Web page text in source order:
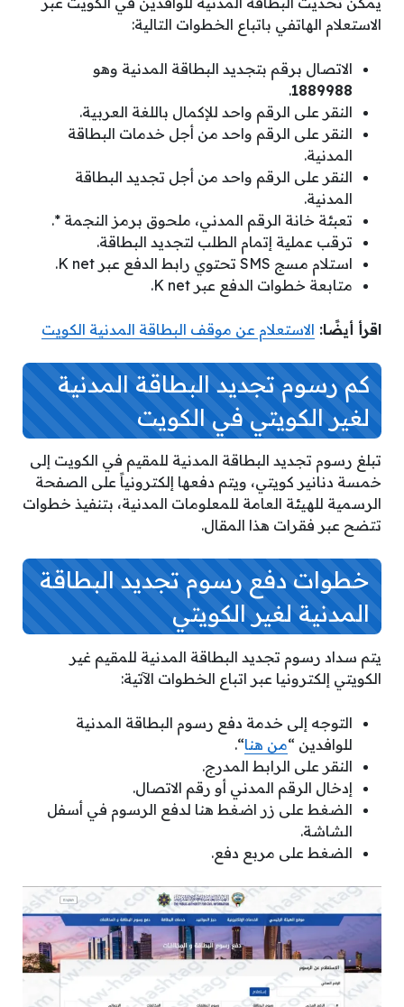
الاستعلام الهاتفي باتباع الخطوات التالية:
الاتصال برقم بتجديد البطاقة المدنية وهو
1889988
.
النقر على الرقم واحد للإكمال باللغة العربية.
النقر على الرقم واحد من أجل خدمات البطاقة
المدنية.
النقر على الرقم واحد من أجل تجديد البطاقة
المدنية.
تعبئة خانة الرقم المدني، ملحوق برمز النجمة *.
ترقب عملية إتمام الطلب لتجديد البطاقة.
استلام مسج SMS تحتوي رابط الدفع عبر K net.
متابعة خطوات الدفع عبر K net.
اقرأ أيضًا: الاستعلام عن موقف البطاقة المدنية الكويت
كم رسوم تجديد البطاقة المدنية
لغير الكويتي في الكويت
تبلغ رسوم تجديد البطاقة المدنية للمقيم في الكويت إلى
خمسة دنانير كويتي، ويتم دفعها إلكترونياً على الصفحة
الرسمية للهيئة العامة للمعلومات المدنية، بتنفيذ خطوات
تتضح عبر فقرات هذا المقال.
خطوات دفع رسوم تجديد البطاقة
المدنية لغير الكويتي
يتم سداد رسوم تجديد البطاقة المدنية للمقيم غير
الكويتي إلكترونيا عبر اتباع الخطوات الآتية:
التوجه إلى خدمة دفع رسوم البطاقة المدنية
للوافدين “من هنا“.
النقر على الرابط المدرج.
إدخال الرقم المدني أو رقم الاتصال.
الضغط على زر اضغط هنا لدفع الرسوم في أسفل
الشاشة.
الضغط على مربع دفع.